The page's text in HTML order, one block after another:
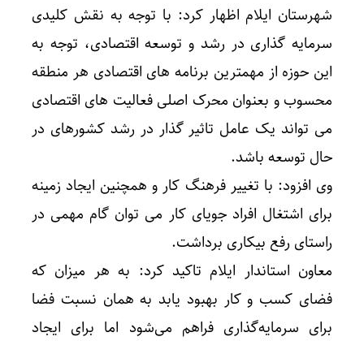
شهرستان ایلام اظهار کرد: با توجه به نقش کلیدی
سرمایه گذاری در رشد و توسعه اقتصادی، توجه به
این حوزه از مهمترین برنامه های اقتصادی هر منطقه
محسوب و بعنوان محرک اصلی فعالیت های اقتصادی
می تواند یک عامل تاثیر گذار در رشد کشورهای در
حال توسعه باشد.
وی افزود: با تغییر فرهنگ کار و همچنین ایجاد زمینه
برای اشتغال افراد جویای کار می توان گام مهمی در
راستای رفع بیکاری برداشت.
معاون استاندار ایلام تاکید کرد: به هر میزان که
فضای کسب و کار بهبود یابد به همان نسبت فضا
برای سرمایه‌گذاری فراهم می‌شود اما برای ایجاد